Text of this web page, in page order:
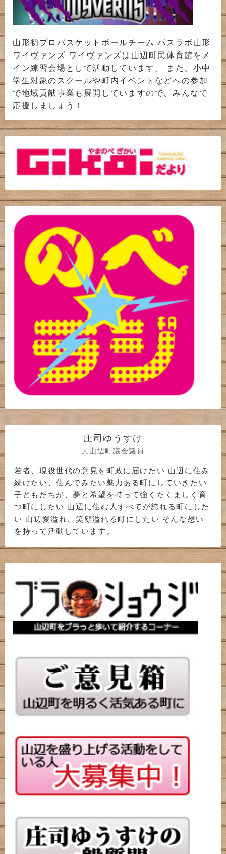
山形初プロバスケットボールチーム パスラボ山形
ワイヴァンズ ワイヴァンズは山辺町民体育館をメ
イン練習会場として活動しています。 また、小中
学生対象のスクールや町内イベントなどへの参加
で地域貢献事業も展開していますので、みんなで
応援しましょう！
庄司ゆうすけ
元山辺町議会議員
若者、現役世代の意見を町政に届けたい 山辺に住み
続けたい、住んでみたい魅力ある町にしていきたい
子どもたちが、夢と希望を持って強くたくましく育
つ町にしたい 山辺に住む人すべてが誇れる町にした
い 山辺愛溢れ、笑顔溢れる町にしたい そんな想い
を持って活動しています。